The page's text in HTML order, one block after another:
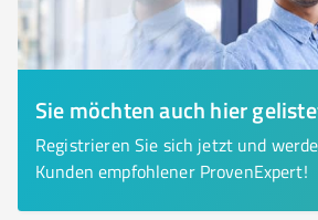
Sie möchten auch hier
Registrieren Sie sich jetzt und
Kunden empfohlener ProvenExpert!